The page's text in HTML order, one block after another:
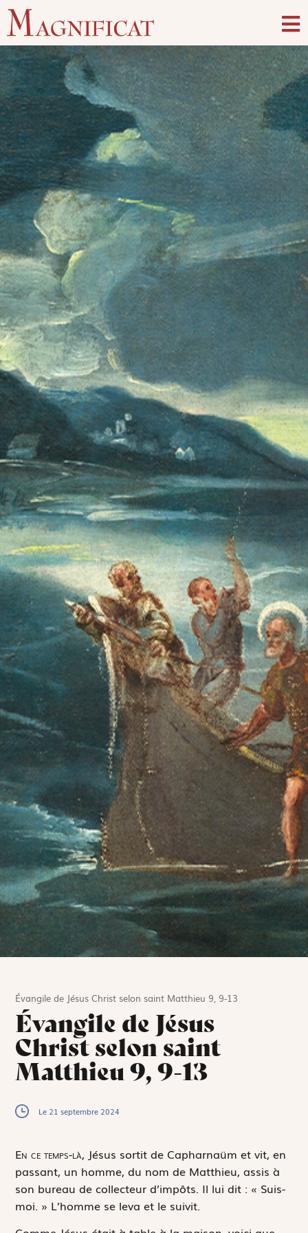
Évangile de Jésus Christ selon saint Matthieu 9, 9-13
Évangile de Jésus
Christ selon saint
Matthieu 9, 9-13
Le 21 septembre 2024
En ce temps-là, Jésus sortit de Capharnaüm et vit, en
passant, un homme, du nom de Matthieu, assis à
son bureau de collecteur d’impôts. Il lui dit : « Suis-
moi. » L’homme se leva et le suivit.